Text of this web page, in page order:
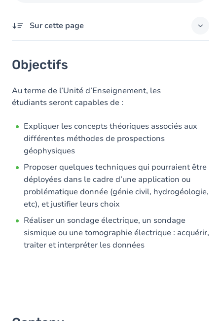
Sur cette page
Contenu
Objectifs
Au terme de l’Unité d’Enseignement, les
étudiants seront capables de :
Expliquer les concepts théoriques associés aux
différentes méthodes de prospections
géophysiques
Proposer quelques techniques qui pourraient être
déployées dans le cadre d’une application ou
problématique donnée (génie civil, hydrogéologie,
etc), et justifier leurs choix
Réaliser un sondage électrique, un sondage
sismique ou une tomographie électrique : acquérir,
traiter et interpréter les données